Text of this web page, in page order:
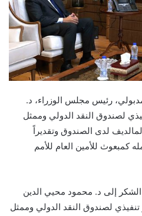
رئيس مجلس الوزراء، د.
لصندوق النقد الدولي وممثل
لدى الصندوق وتقديراً
كمبعوث للأمين العام للأمم
الشكر إلى د. محمود محيي الدين
تنفيذي لصندوق النقد الدولي وممثل